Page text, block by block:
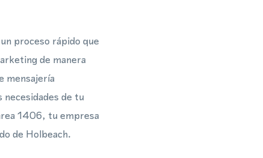
proceso rápido que
de manera
mensajería
de tu
1406, tu empresa
de Holbeach.